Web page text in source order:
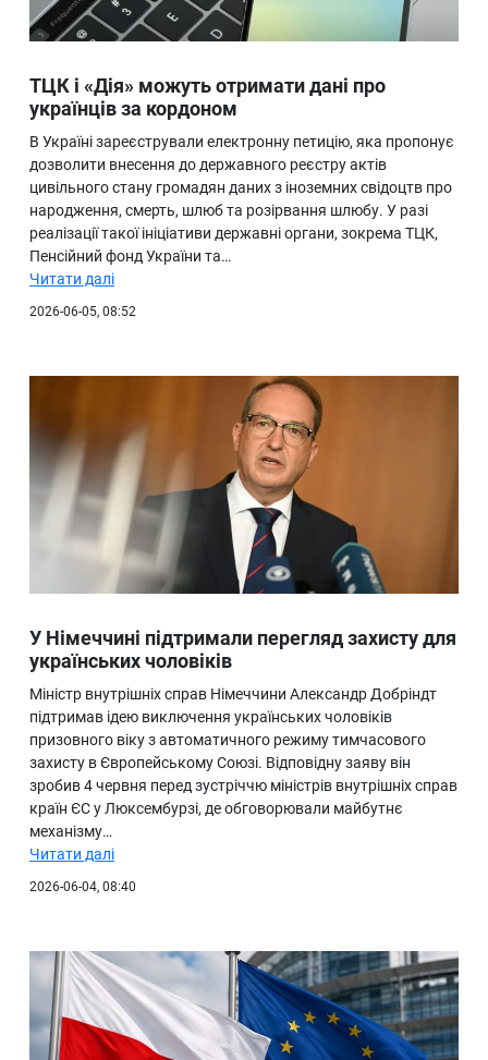
ТЦК і «Дія» можуть отримати дані про
українців за кордоном
В Україні зареєстрували електронну петицію, яка пропонує
дозволити внесення до державного реєстру актів
цивільного стану громадян даних з іноземних свідоцтв про
народження, смерть, шлюб та розірвання шлюбу. У разі
реалізації такої ініціативи державні органи, зокрема ТЦК,
Пенсійний фонд України та…
Читати далі
2026-06-05, 08:52
У Німеччині підтримали перегляд захисту для
українських чоловіків
Міністр внутрішніх справ Німеччини Александр Добріндт
підтримав ідею виключення українських чоловіків
призовного віку з автоматичного режиму тимчасового
захисту в Європейському Союзі. Відповідну заяву він
зробив 4 червня перед зустріччю міністрів внутрішніх справ
країн ЄС у Люксембурзі, де обговорювали майбутнє
механізму…
Читати далі
2026-06-04, 08:40